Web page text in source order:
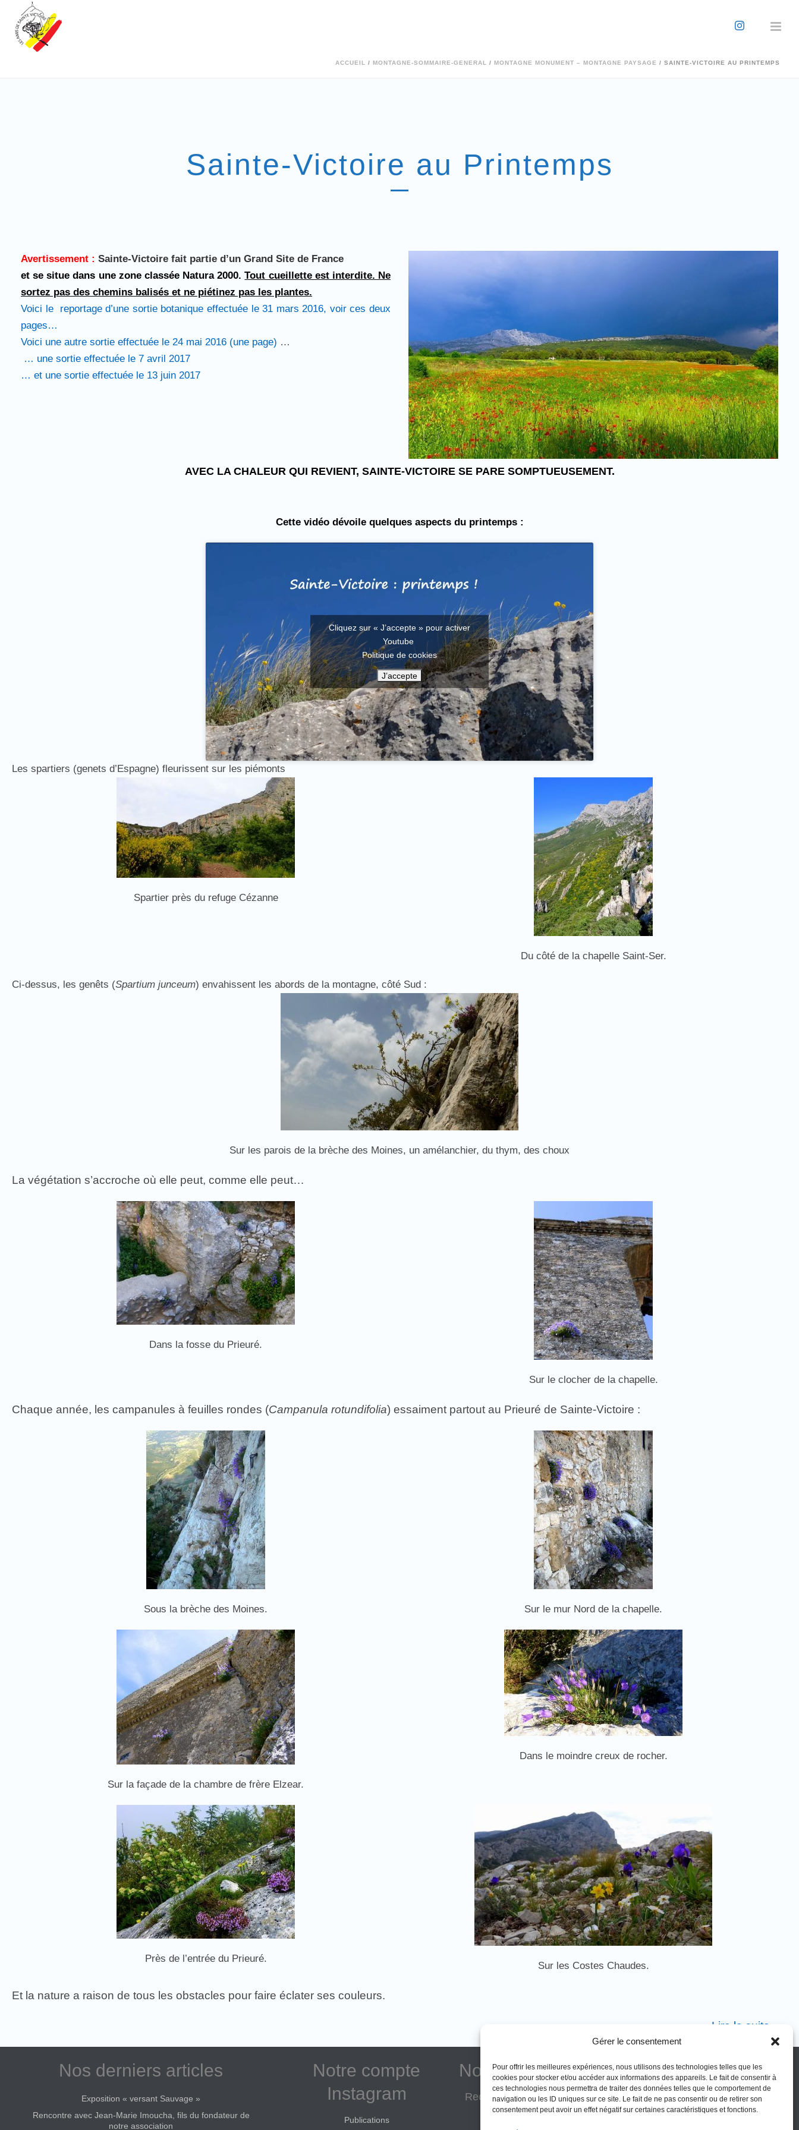
Gérer le consentement
Pour offrir les meilleures expériences, nous utilisons des technologies telles que les
cookies pour stocker et/ou accéder aux informations des appareils. Le fait de consentir à
ces technologies nous permettra de traiter des données telles que le comportement de
navigation ou les ID uniques sur ce site. Le fait de ne pas consentir ou de retirer son
consentement peut avoir un effet négatif sur certaines caractéristiques et fonctions.
ACCUEIL / MONTAGNE-SOMMAIRE-GENERAL / MONTAGNE MONUMENT – MONTAGNE PAYSAGE / SAINTE-VICTOIRE AU PRINTEMPS
Sainte-Victoire au Printemps
Avertissement : Sainte-Victoire fait partie d’un Grand Site de France
et se situe dans une zone classée Natura 2000.Tout cueillette est interdite. Ne
sortez pas des chemins balisés et ne piétinez pas les plantes.
Voici le reportage d’une sortie botanique effectuée le 31 mars 2016, voir ces deux
pages…
Voici une autre sortie effectuée le 24 mai 2016 (une page) …
… une sortie effectuée le 7 avril 2017
… et une sortie effectuée le 13 juin 2017
AVEC LA CHALEUR QUI REVIENT, SAINTE-VICTOIRE SE PARE SOMPTUEUSEMENT.
Cette vidéo dévoile quelques aspects du printemps :
Cliquez sur « J’accepte » pour activer
Youtube
Politique de cookies
J’accepte
Les spartiers (genets d’Espagne) fleurissent sur les piémonts
Spartier près du refuge Cézanne
Du côté de la chapelle Saint-Ser.
Ci-dessus, les genêts (Spartium junceum) envahissent les abords de la montagne, côté Sud :
Sur les parois de la brèche des Moines, un amélanchier, du thym, des choux
La végétation s’accroche où elle peut, comme elle peut…
Dans la fosse du Prieuré.
Sur le clocher de la chapelle.
Chaque année, les campanules à feuilles rondes (Campanula rotundifolia) essaiment partout au Prieuré de Sainte-Victoire :
Sous la brèche des Moines. Sur le mur Nord de la chapelle.
Sur la façade de la chambre de frère Elzear.
Dans le moindre creux de rocher.
Près de l’entrée du Prieuré.
Sur les Costes Chaudes.
Et la nature a raison de tous les obstacles pour faire éclater ses couleurs.
Lire la suite …
Nos derniers articles
Exposition « versant Sauvage »
Rencontre avec Jean-Marie Imoucha, fils du fondateur de
notre association
Notre compte
Instagram
Publications
Notre association
Reconnue d'intérêt général
Adhérer
Vos obligations
La montagne Sainte-Victoire est un
espace naturel. Les informations